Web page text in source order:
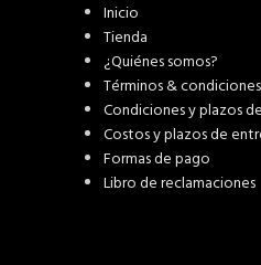
Inicio
Tienda
¿Quiénes somos?
Términos & condiciones
Condiciones y plazos
Costos y plazos de
Formas de pago
Libro de reclamaciones